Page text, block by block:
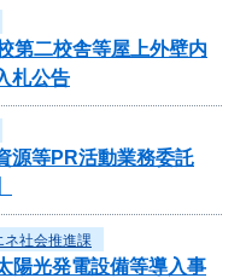
第二校舎等屋上外壁内
札公告
源等PR活動業務委託
ネ社会推進課
陽光発電設備等導入事